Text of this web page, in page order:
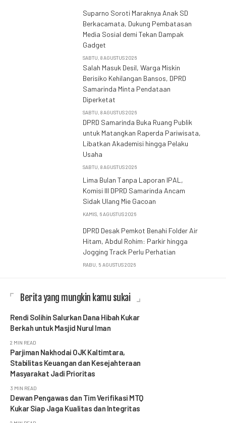
Suparno Soroti Maraknya Anak SD
Berkacamata, Dukung Pembatasan
Media Sosial demi Tekan Dampak
Gadget
SABTU, 8 AGUSTUS 2026
Salah Masuk Desil, Warga Miskin
Berisiko Kehilangan Bansos, DPRD
Samarinda Minta Pendataan
Diperketat
SABTU, 8 AGUSTUS 2026
DPRD Samarinda Buka Ruang Publik
untuk Matangkan Raperda Pariwisata,
Libatkan Akademisi hingga Pelaku
Usaha
SABTU, 8 AGUSTUS 2026
Lima Bulan Tanpa Laporan IPAL,
Komisi III DPRD Samarinda Ancam
Sidak Ulang Mie Gacoan
KAMIS, 6 AGUSTUS 2026
DPRD Desak Pemkot Benahi Folder Air
Hitam, Abdul Rohim: Parkir hingga
Jogging Track Perlu Perhatian
RABU, 5 AGUSTUS 2026
Berita yang mungkin kamu sukai
Rendi Solihin Salurkan Dana Hibah Kukar
Berkah untuk Masjid Nurul Iman
2 MIN READ
Parjiman Nakhodai OJK Kaltimtara,
Stabilitas Keuangan dan Kesejahteraan
Masyarakat Jadi Prioritas
3 MIN READ
Dewan Pengawas dan Tim Verifikasi MTQ
Kukar Siap Jaga Kualitas dan Integritas